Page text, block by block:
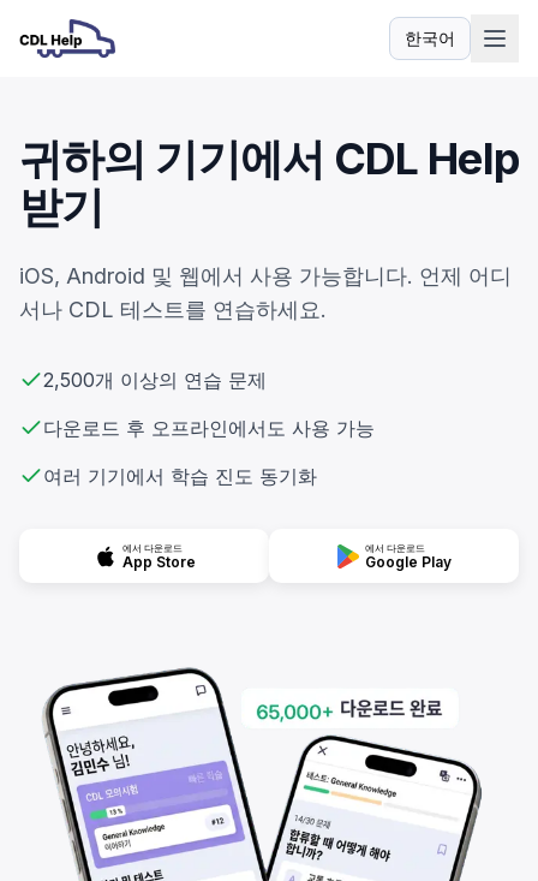
한국어
언어
귀하의 기기에서 CDL Help
받기
iOS, Android 및 웹에서 사용 가능합니다. 언제 어디
서나 CDL 테스트를 연습하세요.
2,500개 이상의 연습 문제
다운로드 후 오프라인에서도 사용 가능
여러 기기에서 학습 진도 동기화
에서 다운로드
App Store
에서 다운로드
Google Play